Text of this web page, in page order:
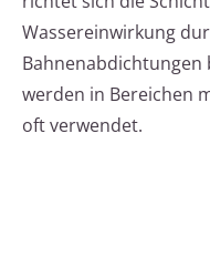
Wassereinwirkung
werden in Bereichen
oft verwendet.